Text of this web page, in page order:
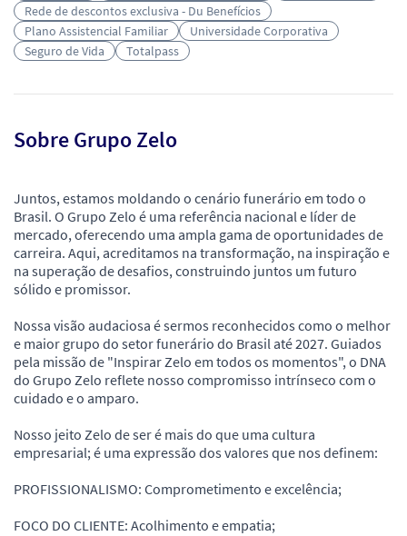
Rede de descontos exclusiva - Du Benefícios
Plano Assistencial Familiar
Universidade Corporativa
Seguro de Vida
Totalpass
Sobre Grupo Zelo
Juntos, estamos moldando o cenário funerário em todo o
Brasil. O Grupo Zelo é uma referência nacional e líder de
mercado, oferecendo uma ampla gama de oportunidades de
carreira. Aqui, acreditamos na transformação, na inspiração e
na superação de desafios, construindo juntos um futuro
sólido e promissor.
Nossa visão audaciosa é sermos reconhecidos como o melhor
e maior grupo do setor funerário do Brasil até 2027. Guiados
pela missão de "Inspirar Zelo em todos os momentos", o DNA
do Grupo Zelo reflete nosso compromisso intrínseco com o
cuidado e o amparo.
Nosso jeito Zelo de ser é mais do que uma cultura
empresarial; é uma expressão dos valores que nos definem:
PROFISSIONALISMO: Comprometimento e excelência;
FOCO DO CLIENTE: Acolhimento e empatia;